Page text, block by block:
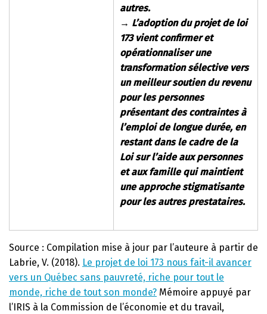
autres.
→ L’adoption du projet de loi
173 vient confirmer et
opérationnaliser une
transformation sélective vers
un meilleur soutien du revenu
pour les personnes
présentant des contraintes à
l’emploi de longue durée, en
restant dans le cadre de la
Loi sur l’aide aux personnes
et aux famille qui maintient
une approche stigmatisante
pour les autres prestataires.
Source : Compilation mise à jour par l’auteure à partir de
Labrie, V. (2018). Le projet de loi 173 nous fait-il avancer
vers un Québec sans pauvreté, riche pour tout le
monde, riche de tout son monde? Mémoire appuyé par
l’IRIS à la Commission de l’économie et du travail,